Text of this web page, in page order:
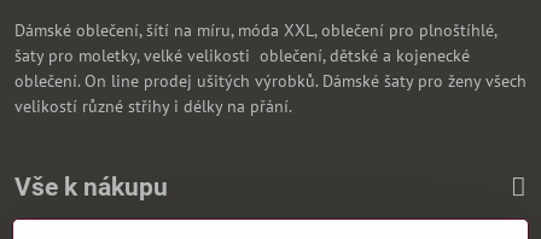
Dámské oblečení, šítí na míru, móda XXL, oblečení pro plnoštíhlé,
šaty pro moletky, velké velikosti oblečení, dětské a kojenecké
oblečení. On line prodej ušitých výrobků. Dámské šaty pro ženy všech
velikostí různé střihy i délky na přání.
Vše k nákupu